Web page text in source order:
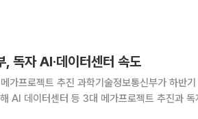
서비스 확대 등을 통
독자 AI·데이터센터 속도
보통신부가 하반기 AI 국가경
AI 데이터센터 등 3대 메가프로젝트 추진과 독